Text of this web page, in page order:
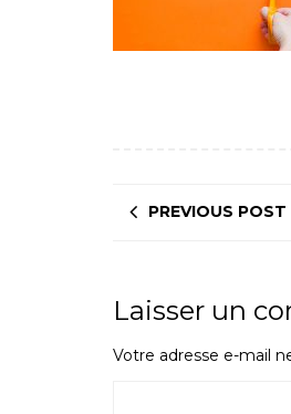
PREVIOUS POST
Laisser un
Votre adresse e-mail